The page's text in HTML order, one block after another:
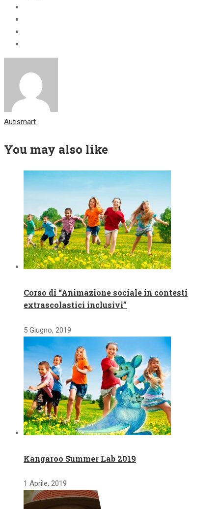
Autismart
You may also like
Corso di “Animazione sociale in contesti
extrascolastici inclusivi”
5 Giugno, 2019
Kangaroo Summer Lab 2019
1 Aprile, 2019